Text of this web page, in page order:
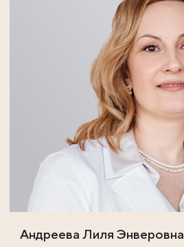
Андреева Лиля Энверовна